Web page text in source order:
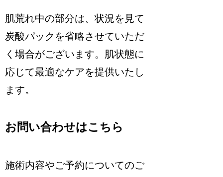
肌荒れ中の部分は、状況を見て
炭酸パックを省略させていただ
く場合がございます。肌状態に
応じて最適なケアを提供いたし
ます。
お問い合わせはこちら
施術内容やご予約についてのご